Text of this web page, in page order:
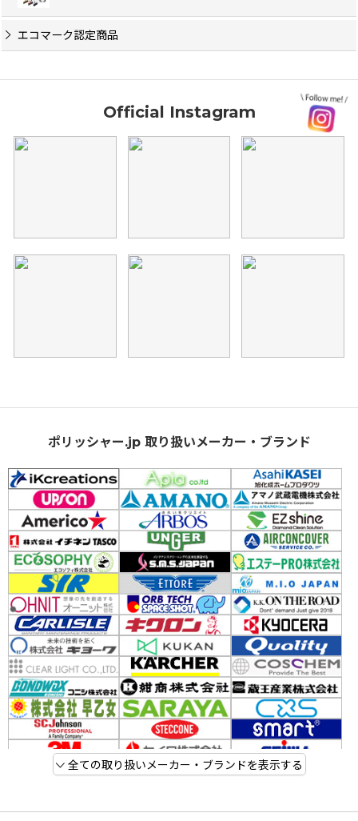
エコマーク認定商品
Official Instagram
ポリッシャー.jp 取り扱いメーカー・ブランド
全ての取り扱いメーカー・ブランドを表示する